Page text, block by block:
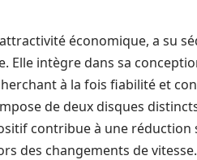
économique, a su
Elle intègre dans sa
à la fois fiabilité et
de deux disques
contribue à une
des changements de vitesse.